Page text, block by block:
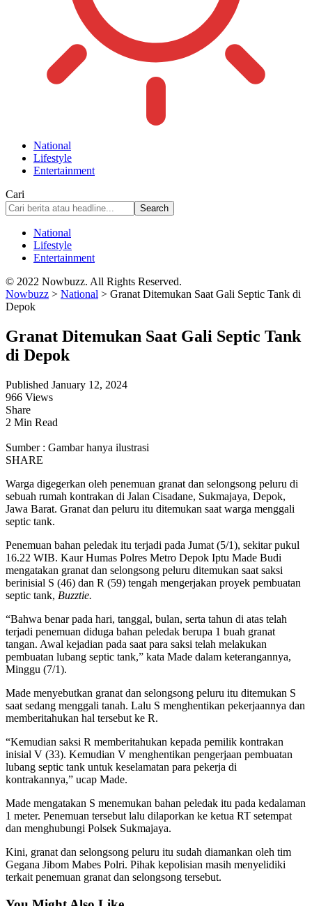
National
Lifestyle
Entertainment
Cari
National
Lifestyle
Entertainment
© 2022 Nowbuzz. All Rights Reserved.
Nowbuzz > National > Granat Ditemukan Saat Gali Septic Tank di
Depok
Granat Ditemukan Saat Gali Septic Tank
di Depok
Published January 12, 2024
966 Views
Share
2 Min Read
Sumber : Gambar hanya ilustrasi
SHARE
Warga digegerkan oleh penemuan granat dan selongsong peluru di
sebuah rumah kontrakan di Jalan Cisadane, Sukmajaya, Depok,
Jawa Barat. Granat dan peluru itu ditemukan saat warga menggali
septic tank.
Penemuan bahan peledak itu terjadi pada Jumat (5/1), sekitar pukul
16.22 WIB. Kaur Humas Polres Metro Depok Iptu Made Budi
mengatakan granat dan selongsong peluru ditemukan saat saksi
berinisial S (46) dan R (59) tengah mengerjakan proyek pembuatan
septic tank, Buzztie.
“Bahwa benar pada hari, tanggal, bulan, serta tahun di atas telah
terjadi penemuan diduga bahan peledak berupa 1 buah granat
tangan. Awal kejadian pada saat para saksi telah melakukan
pembuatan lubang septic tank,” kata Made dalam keterangannya,
Minggu (7/1).
Made menyebutkan granat dan selongsong peluru itu ditemukan S
saat sedang menggali tanah. Lalu S menghentikan pekerjaannya dan
memberitahukan hal tersebut ke R.
“Kemudian saksi R memberitahukan kepada pemilik kontrakan
inisial V (33). Kemudian V menghentikan pengerjaan pembuatan
lubang septic tank untuk keselamatan para pekerja di
kontrakannya,” ucap Made.
Made mengatakan S menemukan bahan peledak itu pada kedalaman
1 meter. Penemuan tersebut lalu dilaporkan ke ketua RT setempat
dan menghubungi Polsek Sukmajaya.
Kini, granat dan selongsong peluru itu sudah diamankan oleh tim
Gegana Jibom Mabes Polri. Pihak kepolisian masih menyelidiki
terkait penemuan granat dan selongsong tersebut.